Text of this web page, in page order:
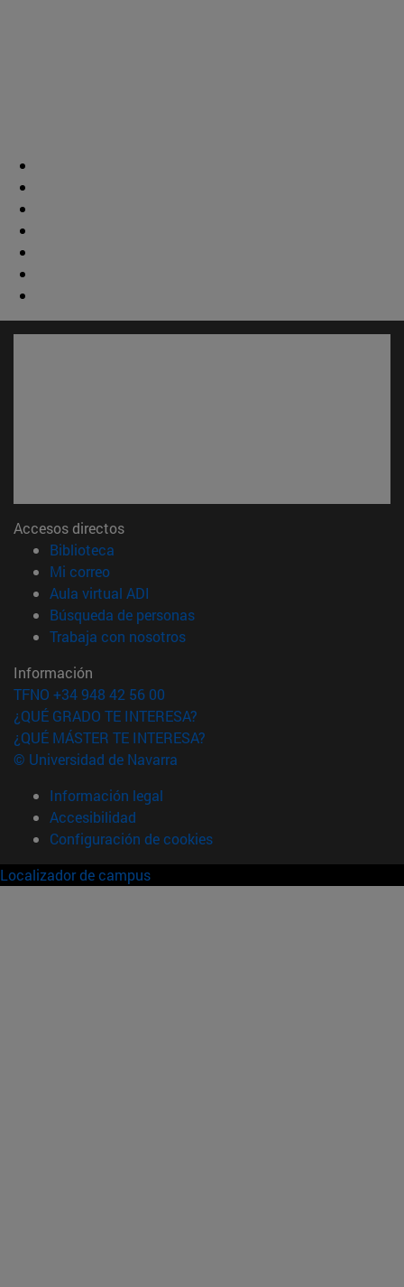
Accesos directos
Biblioteca
Mi correo(abre en nueva ventana)
Aula virtual ADI
Búsqueda de personas(abre en nueva ventana)
Trabaja con nosotros(abre en nueva ventana)
Información
TFNO +34 948 42 56 00
¿QUÉ GRADO TE INTERESA?
¿QUÉ MÁSTER TE INTERESA?
© Universidad de Navarra
Información legal
Accesibilidad
Configuración de cookies
Localizador de campus